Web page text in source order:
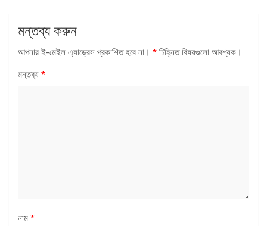
মন্তব্য করুন
আপনার ই-মেইল এ্যাড্রেস প্রকাশিত হবে না। * চিহ্নিত বিষয়গুলো আবশ্যক।
মন্তব্য *
নাম *